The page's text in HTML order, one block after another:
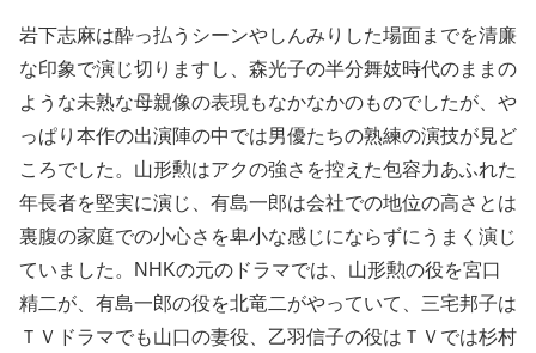
岩下志麻は酔っ払うシーンやしんみりした場面までを清廉
な印象で演じ切りますし、森光子の半分舞妓時代のままの
ような未熟な母親像の表現もなかなかのものでしたが、や
っぱり本作の出演陣の中では男優たちの熟練の演技が見ど
ころでした。山形勲はアクの強さを控えた包容力あふれた
年長者を堅実に演じ、有島一郎は会社での地位の高さとは
裏腹の家庭での小心さを卑小な感じにならずにうまく演じ
ていました。NHKの元のドラマでは、山形勲の役を宮口
精二が、有島一郎の役を北竜二がやっていて、三宅邦子は
ＴＶドラマでも山口の妻役、乙羽信子の役はＴＶでは杉村